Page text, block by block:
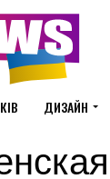
ДИЗАЙН